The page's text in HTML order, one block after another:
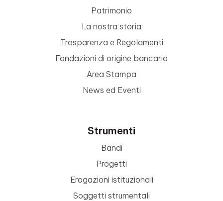
Patrimonio
La nostra storia
Trasparenza e Regolamenti
Fondazioni di origine bancaria
Area Stampa
News ed Eventi
Strumenti
Bandi
Progetti
Erogazioni istituzionali
Soggetti strumentali